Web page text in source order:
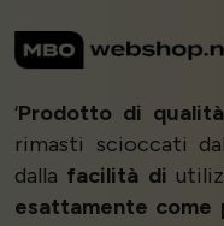
‘Prodotto di qualità
rimasti scioccati
dalla facilità di
esattamente come